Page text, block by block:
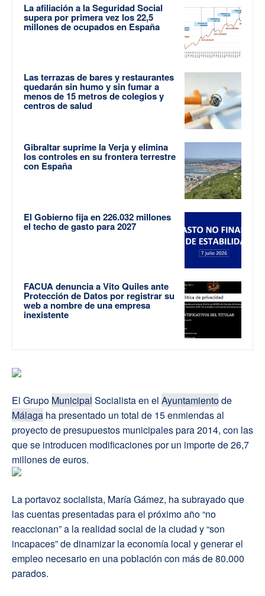
La afiliación a la Seguridad Social
supera por primera vez los 22,5
millones de ocupados en España
Las terrazas de bares y restaurantes
quedarán sin humo y sin fumar a
menos de 15 metros de colegios y
centros de salud
Gibraltar suprime la Verja y elimina
los controles en su frontera terrestre
con España
El Gobierno fija en 226.032 millones
el techo de gasto para 2027
FACUA denuncia a Vito Quiles ante
Protección de Datos por registrar su
web a nombre de una empresa
inexistente
El Grupo Municipal Socialista en el Ayuntamientode
Málaga ha presentado un total de 15 enmiendas al
proyecto de presupuestos municipales para 2014, con las
que se introducen modificaciones por un importe de 26,7
millones de euros.
La portavoz socialista, María Gámez, ha subrayado que
las cuentas presentadas para el próximo año “no
reaccionan” a la realidad social de la ciudad y “son
incapaces” de dinamizar la economía local y generar el
empleo necesario en una población con más de 80.000
parados.